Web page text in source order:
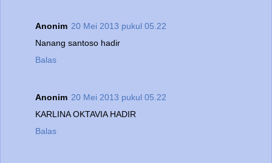
Anonim 20 Mei 2013 pukul 05.22
Nanang santoso hadir
Balas
Anonim 20 Mei 2013 pukul 05.22
KARLINA OKTAVIA HADIR
Balas